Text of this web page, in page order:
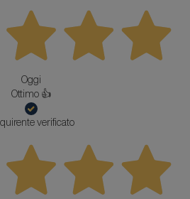
Oggi
Ottimo 👍
verificato